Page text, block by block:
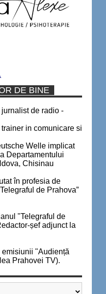
DE BINE
de radio -
in comunicare si
Welle implicat
Departamentului
Chisinau
în profesia de
de Prahova”
"Telegraful de
șef adjunct la
emisiunii "Audiență
Prahovei TV).